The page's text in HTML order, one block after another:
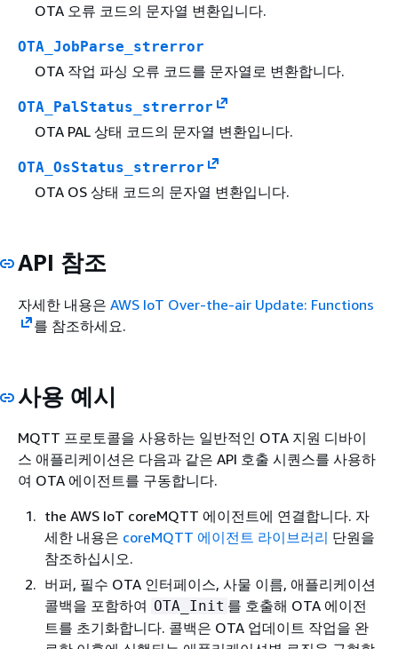
OTA 오류 코드의 문자열 변환입니다.
OTA_JobParse_strerror
OTA 작업 파싱 오류 코드를 문자열로 변환합니다.
OTA_PalStatus_strerror
OTA PAL 상태 코드의 문자열 변환입니다.
OTA_OsStatus_strerror
OTA OS 상태 코드의 문자열 변환입니다.
API 참조
자세한 내용은 AWS IoT Over-the-air Update: Functions
를 참조하세요.
사용 예시
MQTT 프로토콜을 사용하는 일반적인 OTA 지원 디바이
스 애플리케이션은 다음과 같은 API 호출 시퀀스를 사용하
여 OTA 에이전트를 구동합니다.
the AWS IoT coreMQTT 에이전트에 연결합니다. 자
세한 내용은 coreMQTT 에이전트 라이브러리 단원을
참조하십시오.
버퍼, 필수 OTA 인터페이스, 사물 이름, 애플리케이션
콜백을 포함하여 OTA_Init 를 호출해 OTA 에이전
트를 초기화합니다. 콜백은 OTA 업데이트 작업을 완